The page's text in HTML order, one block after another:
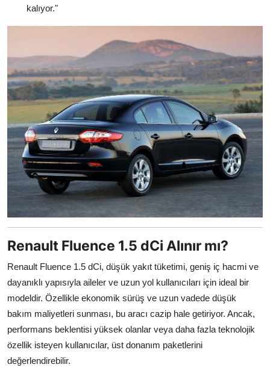
kalıyor."
Renault Fluence 1.5 dCi Alınır mı?
Renault Fluence 1.5 dCi, düşük yakıt tüketimi, geniş iç hacmi ve
dayanıklı yapısıyla aileler ve uzun yol kullanıcıları için ideal bir
modeldir. Özellikle ekonomik sürüş ve uzun vadede düşük
bakım maliyetleri sunması, bu aracı cazip hale getiriyor. Ancak,
performans beklentisi yüksek olanlar veya daha fazla teknolojik
özellik isteyen kullanıcılar, üst donanım paketlerini
değerlendirebilir.